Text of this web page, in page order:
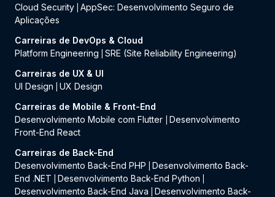
Cloud Security AppSec: Desenvolvimento Seguro de
Aplicações
Carreiras de DevOps & Cloud
Platform Engineering
SRE (Site Reliability Engineering)
Carreiras de UX & UI
UI Design
UX Design
Carreiras de Mobile & Front-End
Desenvolvimento Mobile com Flutter
Desenvolvimento
Front-End React
Carreiras de Back-End
Desenvolvimento Back-End PHP
Desenvolvimento Back-
End .NET
Desenvolvimento Back-End Python
Desenvolvimento Back-End Java
Desenvolvimento Back-